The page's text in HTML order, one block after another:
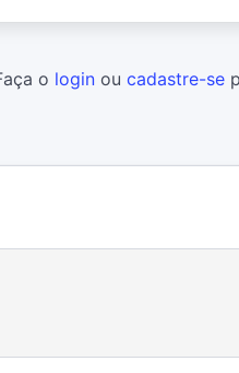
o login ou cadastre-se